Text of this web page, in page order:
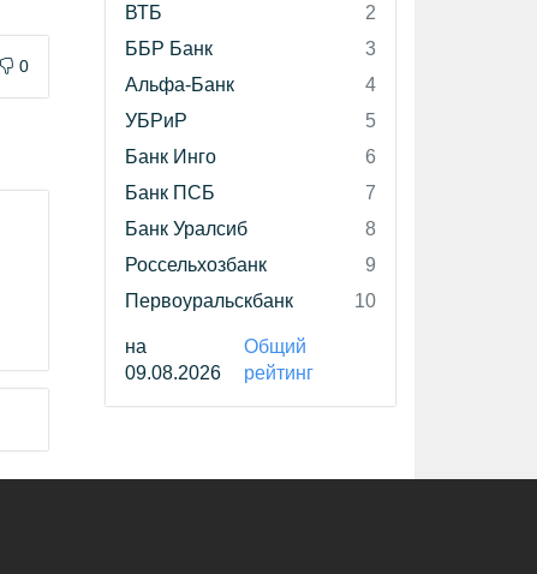
0
ВТБ
2
ББР Банк
3
Альфа-Банк
4
УБРиР
5
Банк Инго
6
Банк ПСБ
7
Банк Уралсиб
8
Россельхозбанк
9
Первоуральскбанк
10
на
09.08.2026
Общий
рейтинг